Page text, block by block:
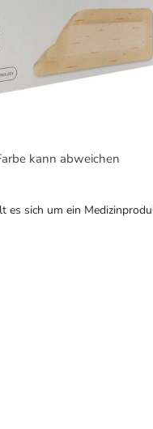
kann abweichen
es sich um ein